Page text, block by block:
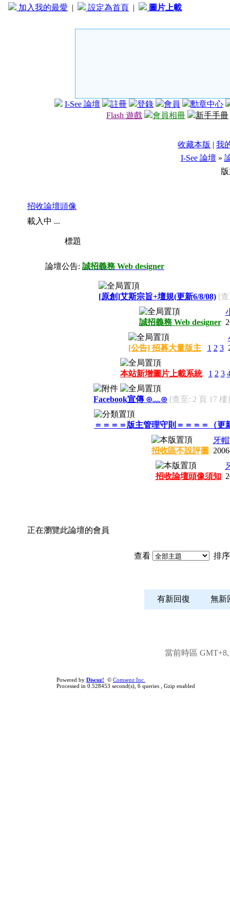
加入我的最愛 | 設定為首頁 | 圖片上載
I-See 論壇 註冊 登錄 會員
勳章中心
Flash 遊戲
會員相冊 新手手冊
收藏本版 | 我
I-See 論壇 »
招收論壇頭像
載入中 ...
標題
論壇公告: 誠招義務 Web designer
[原創]艾斯宗旨+壇規(更新6/8/08) [
誠招義務 Web designer
[公告] 招募大量版主 1 2 3
本站新增圖片上載系統 1 2 3
Facebook宣傳 ⊙﹏⊙ [查至: 2 頁 17 樓]
＝＝＝＝版主管理守則＝＝＝＝（更
招收區不設評圖
牙
招收論壇頭像須知
正在瀏覽此論壇的會員
查看 排
有新回復 無
當前時區 GMT+8,
Powered by Discuz! © Comsenz Inc.
Processed in 0.528453 second(s), 6 queries , Gzip enabled